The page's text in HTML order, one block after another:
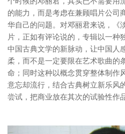
的能力，而是考虑在兼顾唱片公司
华自己的问题。对邓丽君来说，《
片，正如有评论说的，专辑以一种
中国古典文学的新脉动，让中国人
柔，而不是一定要限在艺术歌曲的
命；同时这种以概念贯穿整体制作
意忘却流行，结合古典树立新乐风
尝试，把商业放在其次的试验性作品